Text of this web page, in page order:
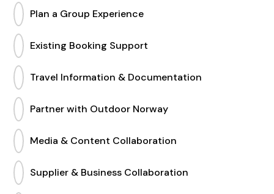
Plan a Group Experience
Existing Booking Support
Travel Information & Documentation
Partner with Outdoor Norway
Media & Content Collaboration
Supplier & Business Collaboration